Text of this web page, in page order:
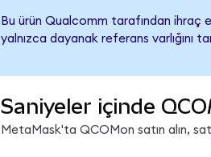
Bu ürün Qualcomm tarafından ihraç
yalnızca dayanak referans varlığını
Saniyeler içinde
MetaMask'ta QCOMon satın alın,